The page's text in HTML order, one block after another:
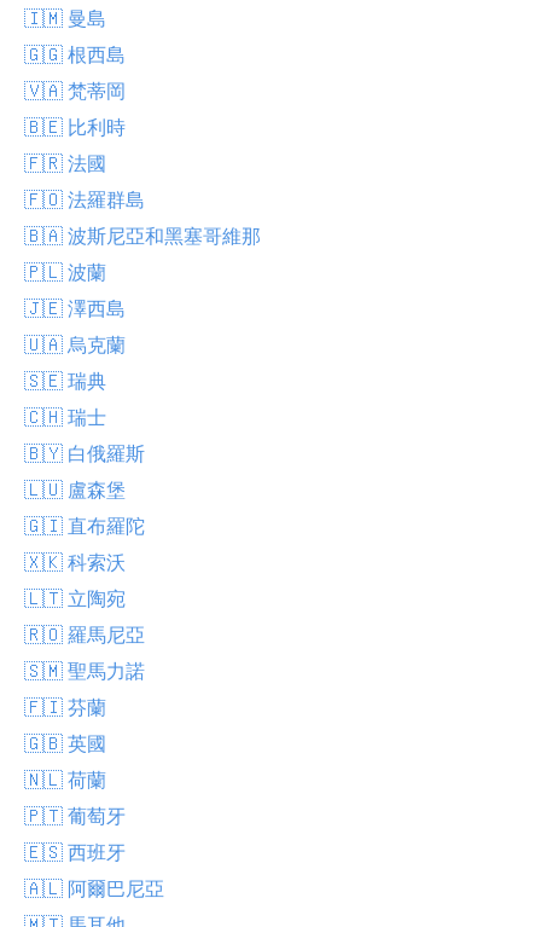
🇮🇲 曼島
🇬🇬 根西島
🇻🇦 梵蒂岡
🇧🇪 比利時
🇫🇷 法國
🇫🇴 法羅群島
🇧🇦 波斯尼亞和黑塞哥維那
🇵🇱 波蘭
🇯🇪 澤西島
🇺🇦 烏克蘭
🇸🇪 瑞典
🇨🇭 瑞士
🇧🇾 白俄羅斯
🇱🇺 盧森堡
🇬🇮 直布羅陀
🇽🇰 科索沃
🇱🇹 立陶宛
🇷🇴 羅馬尼亞
🇸🇲 聖馬力諾
🇫🇮 芬蘭
🇬🇧 英國
🇳🇱 荷蘭
🇵🇹 葡萄牙
🇪🇸 西班牙
🇦🇱 阿爾巴尼亞